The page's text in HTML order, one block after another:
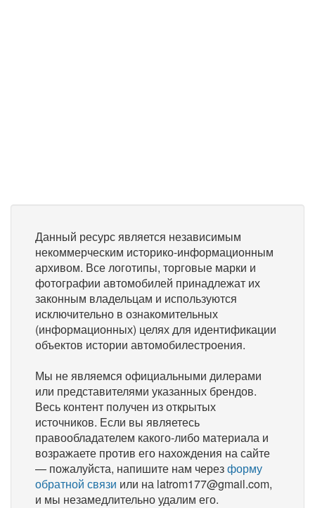
Данный ресурс является независимым
некоммерческим историко-информационным
архивом. Все логотипы, торговые марки и
фотографии автомобилей принадлежат их
законным владельцам и используются
исключительно в ознакомительных
(информационных) целях для идентификации
объектов истории автомобилестроения.
Мы не являемся официальными дилерами
или представителями указанных брендов.
Весь контент получен из открытых
источников. Если вы являетесь
правообладателем какого-либо материала и
возражаете против его нахождения на сайте
— пожалуйста, напишите нам черезформу
обратной связи или на latrom177@gmail.com,
и мы незамедлительно удалим его.